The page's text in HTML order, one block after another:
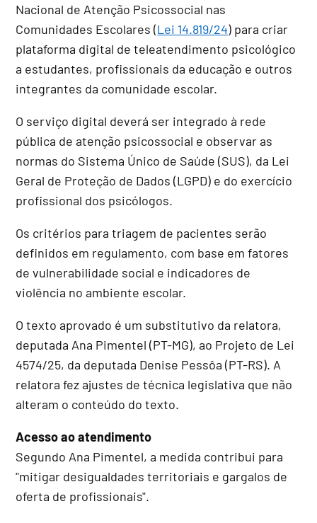
Nacional de Atenção Psicossocial nas
Comunidades Escolares (Lei 14.819/24) para criar
plataforma digital de teleatendimento psicológico
a estudantes, profissionais da educação e outros
integrantes da comunidade escolar.
O serviço digital deverá ser integrado à rede
pública de atenção psicossocial e observar as
normas do Sistema Único de Saúde (SUS), da Lei
Geral de Proteção de Dados (LGPD) e do exercício
profissional dos psicólogos.
Os critérios para triagem de pacientes serão
definidos em regulamento, com base em fatores
de vulnerabilidade social e indicadores de
violência no ambiente escolar.
O texto aprovado é um substitutivo da relatora,
deputada Ana Pimentel (PT-MG), ao Projeto de Lei
4574/25, da deputada Denise Pessôa (PT-RS). A
relatora fez ajustes de técnica legislativa que não
alteram o conteúdo do texto.
Acesso ao atendimento
Segundo Ana Pimentel, a medida contribui para
"mitigar desigualdades territoriais e gargalos de
oferta de profissionais".